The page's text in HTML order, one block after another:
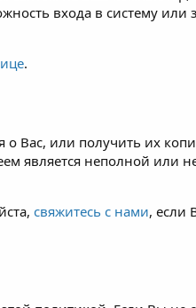
входа в систему или
.
Вас, или получить их
является неполной или
свяжитесь с нами, если